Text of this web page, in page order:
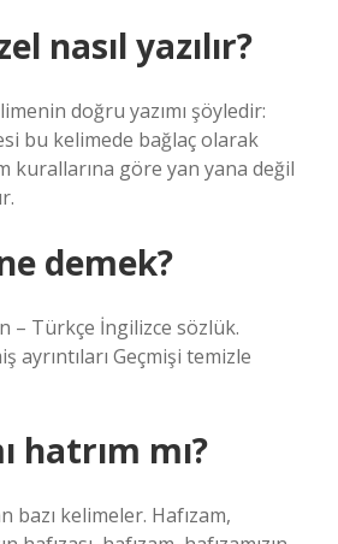
nasıl yazılır?
doğru yazımı şöyledir:
bu kelimede bağlaç olarak
kurallarına göre yan yana değil
demek?
– Türkçe İngilizce sözlük.
ayrıntıları Geçmişi temizle
hatrım mı?
bazı kelimeler. Hafızam,